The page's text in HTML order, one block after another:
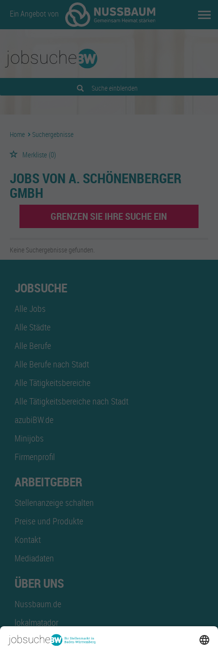
Ein Angebot von
Suche einblenden
Home Suchergebnisse
Merkliste (0)
JOBS VON A. SCHÖNENBERGER
GMBH
GRENZEN SIE IHRE SUCHE EIN
Keine Suchergebnisse gefunden.
JOBSUCHE
Alle Jobs
Alle Städte
Alle Berufe
Alle Berufe nach Stadt
Alle Tätigkeitsbereiche
Alle Tätigkeitsbereiche nach Stadt
azubiBW.de
Minijobs
Firmenprofil
ARBEITGEBER
Stellenanzeige schalten
Preise und Produkte
Kontakt
Mediadaten
ÜBER UNS
Nussbaum.de
lokalmatador
kaufinBW